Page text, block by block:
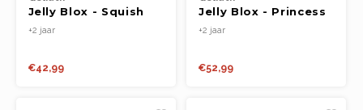
Jelly Blox - Squish
Train Set
+2 jaar
€42,99
Jelly Blox - Princess
Castle Set
+2 jaar
€52,99